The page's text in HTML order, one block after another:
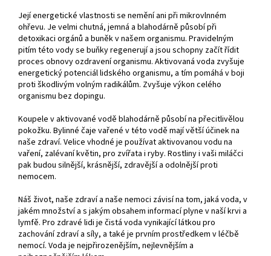
Její energetické vlastnosti se nemění ani při mikrovlnném
ohřevu. Je velmi chutná, jemná a blahodárně působí při
detoxikaci orgánů a buněk v našem organismu. Pravidelným
pitím této vody se buňky regenerují a jsou schopny začít řídit
proces obnovy ozdravení organismu. Aktivovaná voda zvyšuje
energetický potenciál lidského organismu, a tím pomáhá v boji
proti škodlivým volným radikálům. Zvyšuje výkon celého
organismu bez dopingu.
Koupele v aktivované vodě blahodárně působí na přecitlivělou
pokožku. Bylinné čaje vařené v této vodě mají větší účinek na
naše zdraví. Velice vhodné je používat aktivovanou vodu na
vaření, zalévaní květin, pro zvířata i ryby. Rostliny i vaši miláčci
pak budou silnější, krásnější, zdravější a odolnější proti
nemocem.
Náš život, naše zdraví a naše nemoci závisí na tom, jaká voda, v
jakém množství a s jakým obsahem informací plyne v naší krvi a
lymfě. Pro zdravé lidi je čistá voda vynikající látkou pro
zachování zdraví a síly, a také je prvním prostředkem v léčbě
nemocí. Voda je nejpřirozenějším, nejlevnějším a